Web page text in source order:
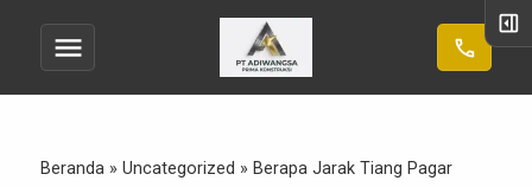
menu call
Beranda » Uncategorized » Berapa Jarak Tiang Pagar
right_panel_open